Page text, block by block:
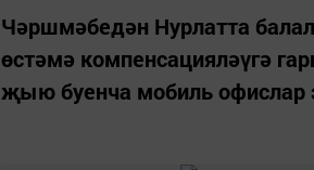
Чәршмәбедән Нурлатта
өстәмә компенсацияләүгә
җыю буенча мобиль